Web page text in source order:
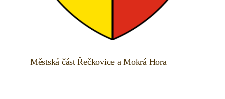
Městská část Řečkovice a Mokrá Hora